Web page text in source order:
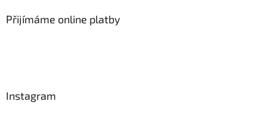
Přijímáme online platby
Instagram